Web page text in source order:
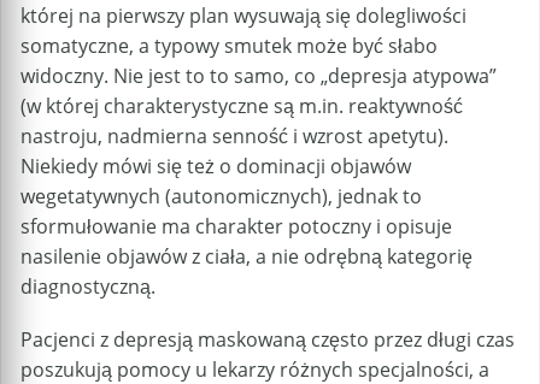
której na pierwszy plan wysuwają się dolegliwości
somatyczne, a typowy smutek może być słabo
widoczny. Nie jest to to samo, co „depresja atypowa”
(w której charakterystyczne są m.in. reaktywność
nastroju, nadmierna senność i wzrost apetytu).
Niekiedy mówi się też o dominacji objawów
wegetatywnych (autonomicznych), jednak to
sformułowanie ma charakter potoczny i opisuje
nasilenie objawów z ciała, a nie odrębną kategorię
diagnostyczną.
Pacjenci z depresją maskowaną często przez długi czas
poszukują pomocy u lekarzy różnych specjalności, a